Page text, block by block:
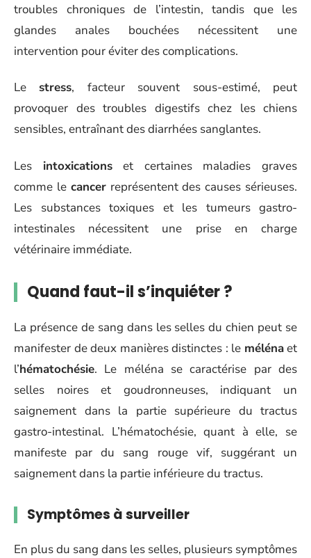
troubles chroniques de l’intestin, tandis que les
glandes anales bouchées nécessitent une
intervention pour éviter des complications.
Le stress, facteur souvent sous-estimé, peut
provoquer des troubles digestifs chez les chiens
sensibles, entraînant des diarrhées sanglantes.
Les intoxicationset certaines maladies graves
comme le cancerreprésentent des causes sérieuses.
Les substances toxiques et les tumeurs gastro-
intestinales nécessitent une prise en charge
vétérinaire immédiate.
Quand faut-il s’inquiéter ?
La présence de sang dans les selles du chien peut se
manifester de deux manières distinctes : le mélénaet
l’hématochésie. Le méléna se caractérise par des
selles noires et goudronneuses, indiquant un
saignement dans la partie supérieure du tractus
gastro-intestinal. L’hématochésie, quant à elle, se
manifeste par du sang rouge vif, suggérant un
saignement dans la partie inférieure du tractus.
Symptômes à surveiller
En plus du sang dans les selles, plusieurs symptômes